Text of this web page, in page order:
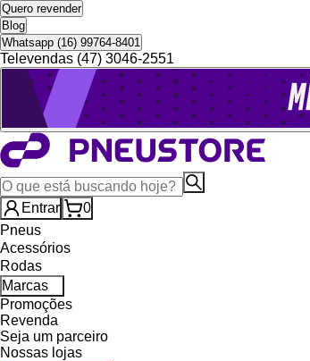
Quero revender
Blog
Whatsapp (16) 99764-8401
Televendas (47) 3046-2551
Entrar
0
Pneus
Acessórios
Rodas
Marcas
Promoções
Revenda
Seja um parceiro
Nossas lojas